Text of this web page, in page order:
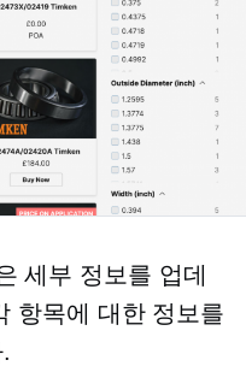
세부 정보를 업데
항목에 대한 정보를